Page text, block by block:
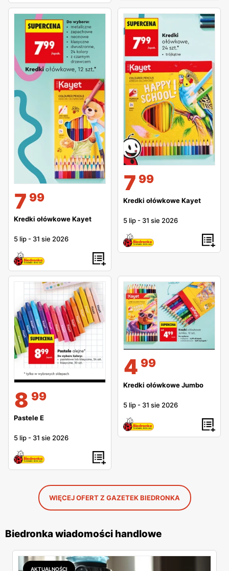
7 99
Kredki ołówkowe Kayet
5 lip - 31 sie 2026
7 99
Kredki ołówkowe Kayet
5 lip - 31 sie 2026
8 99
Pastele E
5 lip - 31 sie 2026
4 99
Kredki ołówkowe Jumbo
5 lip - 31 sie 2026
WIĘCEJ OFERT Z GAZETEK BIEDRONKA
Biedronka wiadomości handlowe
AKTUALNOŚCI